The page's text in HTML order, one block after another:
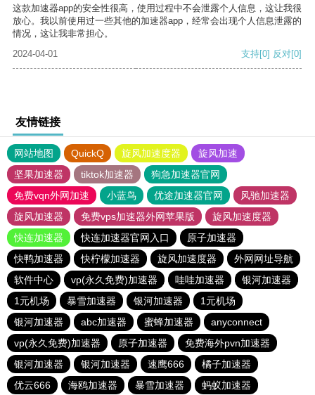
这款加速器app的安全性很高，使用过程中不会泄露个人信息，这让我很
放心。我以前使用过一些其他的加速器app，经常会出现个人信息泄露的
情况，这让我非常担心。
2024-04-01
支持[0] 反对[0]
友情链接
网站地图 QuickQ 旋风加速度器
旋风加速
坚果加速器
tiktok加速器
狗急加速器官网
免费vqn外网加速
小蓝鸟 优途加速器官网
风驰加速器
旋风加速器
免费vps加速器外网苹果版
旋风加速度器
快连加速器
快连加速器官网入口
原子加速器
快鸭加速器
快柠檬加速器 旋风加速度器
外网网址导航
软件中心
vp(永久免费)加速器 哇哇加速器
银河加速器
1元机场
暴雪加速器 银河加速器
1元机场
银河加速器
abc加速器 蜜蜂加速器
anyconnect
vp(永久免费)加速器
原子加速器
免费海外pvn加速器
银河加速器
银河加速器 速鹰666
橘子加速器
优云666
海鸥加速器 暴雪加速器 蚂蚁加速器